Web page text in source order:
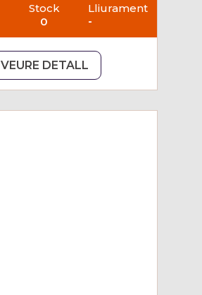
Stock
0
Lliurament
-
VEURE DETALL